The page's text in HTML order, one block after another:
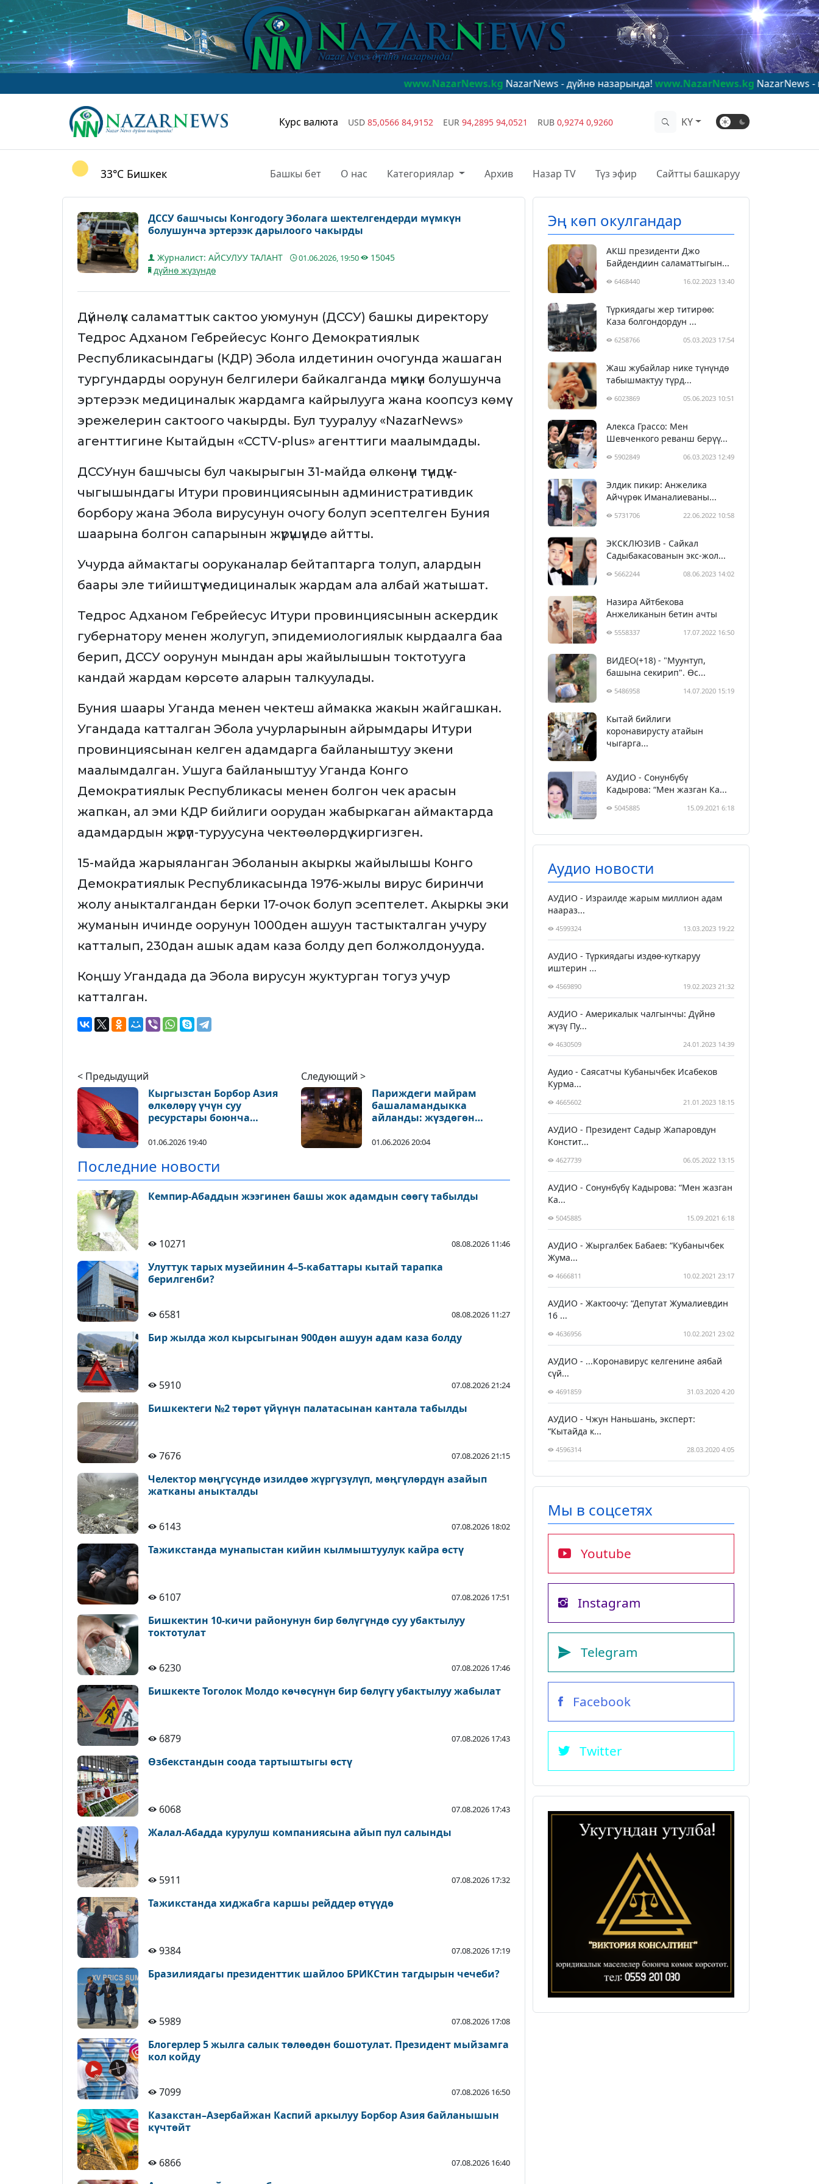
www.NazarNews.kgNazarNews - дүйнө назарында!www.NazarNews.kgNazarNews - в центре
Курс валюта USD 85,0566 84,9152 EUR 94,2895 94,0521 RUB 0,9274 0,9260 KY
33°C Бишкек Башкы бет О нас Категориялар Архив Назар TV Түз эфир Сайтты башкаруу
ДССУ башчысы Конгодогу Эболага шектелгендерди мүмкүн
болушунча эртерээк дарылоого чакырды
Журналист: АЙСУЛУУ ТАЛАНТ 01.06.2026, 19:50
15045
дүйнө жүзүндө
Дүйнөлүк саламаттык сактоо уюмунун (ДССУ) башкы директору
Тедрос Адханом Гебрейесус Конго Демократиялык
Республикасындагы (КДР) Эбола илдетинин очогунда жашаган
тургундарды оорунун белгилери байкалганда мүмкүн болушунча
эртерээк медициналык жардамга кайрылууга жана коопсуз көмүү
эрежелерин сактоого чакырды. Бул тууралуу «NazarNews»
агенттигине Кытайдын «CCTV-plus» агенттиги маалымдады.
ДССУнун башчысы бул чакырыгын 31-майда өлкөнүн түндүк-
чыгышындагы Итури провинциясынын административдик
борбору жана Эбола вирусунун очогу болуп эсептелген Буния
шаарына болгон сапарынын жүрүшүндө айтты.
Учурда аймактагы ооруканалар бейтаптарга толуп, алардын
баары эле тийиштүү медициналык жардам ала албай жатышат.
Тедрос Адханом Гебрейесус Итури провинциясынын аскердик
губернатору менен жолугуп, эпидемиологиялык кырдаалга баа
берип, ДССУ оорунун мындан ары жайылышын токтотууга
кандай жардам көрсөтө аларын талкуулады.
Буния шаары Уганда менен чектеш аймакка жакын жайгашкан.
Угандада катталган Эбола учурларынын айрымдары Итури
провинциясынан келген адамдарга байланыштуу экени
маалымдалган. Ушуга байланыштуу Уганда Конго
Демократиялык Республикасы менен болгон чек арасын
жапкан, ал эми КДР бийлиги оорудан жабыркаган аймактарда
адамдардын жүрүп-туруусуна чектөөлөрдү киргизген.
15-майда жарыяланган Эболанын акыркы жайылышы Конго
Демократиялык Республикасында 1976-жылы вирус биринчи
жолу аныкталгандан берки 17-очок болуп эсептелет. Акыркы эки
жуманын ичинде оорунун 1000ден ашуун тастыкталган учуру
катталып, 230дан ашык адам каза болду деп болжолдонууда.
Коңшу Угандада да Эбола вирусун жуктурган тогуз учур
катталган.
< Предыдущий
Кыргызстан Борбор Азия
өлкөлөрү үчүн суу
ресурстары боюнча
механизмин сунуштады
01.06.2026 19:40
Следующий >
Париждеги майрам
башаламандыкка
айланды: жүздөгөн
01.06.2026 20:04
Последние новости
Кемпир-Абаддын жээгинен башы жок адамдын сөөгү табылды
10271 08.08.2026 11:46
Улуттук тарых музейинин 4–5-кабаттары кытай тарапка
берилгенби?
6581 08.08.2026 11:27
Бир жылда жол кырсыгынан 900дөн ашуун адам каза болду
5910 07.08.2026 21:24
Бишкектеги №2 төрөт үйүнүн палатасынан кантала табылды
7676 07.08.2026 21:15
Челектор мөңгүсүндө изилдөө жүргүзүлүп, мөңгүлөрдүн азайып
жатканы аныкталды
6143 07.08.2026 18:02
Тажикстанда мунапыстан кийин кылмыштуулук кайра өстү
6107 07.08.2026 17:51
Бишкектин 10-кичи районунун бир бөлүгүндө суу убактылуу
токтотулат
6230 07.08.2026 17:46
Бишкекте Тоголок Молдо көчөсүнүн бир бөлүгү убактылуу жабылат
6879 07.08.2026 17:43
Өзбекстандын соода тартыштыгы өстү
6068 07.08.2026 17:43
Жалал-Абадда курулуш компаниясына айып пул салынды
5911 07.08.2026 17:32
Тажикстанда хиджабга каршы рейддер өтүүдө
9384 07.08.2026 17:19
Бразилиядагы президенттик шайлоо БРИКСтин тагдырын чечеби?
5989 07.08.2026 17:08
Блогерлер 5 жылга салык төлөөдөн бошотулат. Президент мыйзамга
кол койду
7099 07.08.2026 16:50
Казакстан–Азербайжан Каспий аркылуу Борбор Азия байланышын
күчтөйт
6866 07.08.2026 16:40
Эң көп окулгандар
АКШ президенти Джо
Байдендиин саламаттыгын...
6468440 16.02.2023 13:40
Түркиядагы жер титирөө:
Каза болгондордун ...
6258766 05.03.2023 17:54
Жаш жубайлар нике түнүндө
табышмактуу түрд...
6023869 05.06.2023 10:51
Алекса Грассо: Мен
Шевченкого реванш берүү...
5902849 06.03.2023 12:49
Элдик пикир: Анжелика
Айчүрөк Иманалиеваны...
5731706 22.06.2022 10:58
ЭКСКЛЮЗИВ - Сайкал
Садыбакасованын экс-жол...
5662244 08.06.2023 14:02
Назира Айтбекова
Анжеликанын бетин ачты
5558337 17.07.2022 16:50
ВИДЕО(+18) - "Муунтуп,
башына секирип". Өс...
5486958 14.07.2020 15:19
Кытай бийлиги
коронавирусту атайын
чыгарга...
АУДИО - Сонунбүбү
Кадырова: “Мен жазган Ка...
5045885 15.09.2021 6:18
Аудио новости
АУДИО - Израилде жарым миллион адам
наараз...
4599324 13.03.2023 19:22
АУДИО - Түркиядагы издөө-куткаруу
иштерин ...
4569890 19.02.2023 21:32
АУДИО - Америкалык чалгынчы: Дүйнө
жүзү Пу...
4630509 24.01.2023 14:39
Аудио - Саясатчы Кубанычбек Исабеков
Курма...
4665602 21.01.2023 18:15
АУДИО - Президент Садыр Жапаровдун
Констит...
4627739 06.05.2022 13:15
АУДИО - Сонунбүбү Кадырова: “Мен жазган
Ка...
5045885 15.09.2021 6:18
АУДИО - Жыргалбек Бабаев: “Кубанычбек
Жума...
4666811 10.02.2021 23:17
АУДИО - Жактоочу: “Депутат Жумалиевдин
16 ...
4636956 10.02.2021 23:02
АУДИО - ...Коронавирус келгенине аябай
сүй...
4691859 31.03.2020 4:20
АУДИО - Чжун Наньшань, эксперт:
“Кытайда к...
4596314 28.03.2020 4:05
Мы в соцсетях
Youtube
Instagram
Telegram
Facebook
Twitter